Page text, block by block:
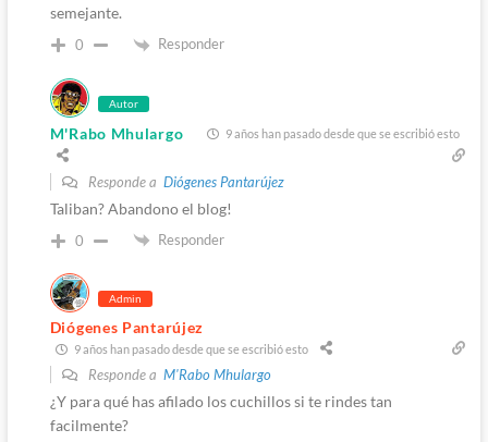
semejante.
0 Responder
Autor
M'Rabo Mhulargo 9 años han pasado desde que se escribió esto
Responde a Diógenes Pantarújez
Taliban? Abandono el blog!
0 Responder
Admin
Diógenes Pantarújez
9 años han pasado desde que se escribió esto
Responde a M'Rabo Mhulargo
¿Y para qué has afilado los cuchillos si te rindes tan
facilmente?